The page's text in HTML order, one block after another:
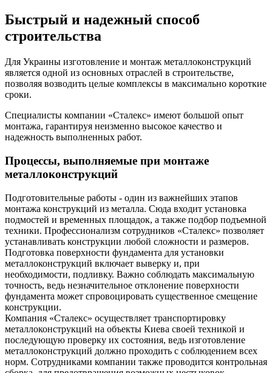
Быстрый и надежный способ
строительства
Для Украины изготовление и монтаж металлоконструкций
является одной из основных отраслей в строительстве,
позволяя возводить целые комплексы в максимально короткие
сроки.
Специалисты компании «Сталекс» имеют большой опыт
монтажа, гарантируя неизменно высокое качество и
надежность выполненных работ.
Процессы, выполняемые при монтаже
металлоконструкций
Подготовительные работы - один из важнейших этапов
монтажа конструкций из металла. Сюда входит установка
подмостей и временных площадок, а также подбор подъемной
техники. Профессионализм сотрудников «Сталекс» позволяет
устанавливать конструкции любой сложности и размеров.
Подготовка поверхности фундамента для установки
металлоконструкций включает выверку и, при
необходимости, подливку. Важно соблюдать максимальную
точность, ведь незначительное отклонение поверхности
фундамента может спровоцировать существенное смещение
конструкции.
Компания «Сталекс» осуществляет транспортировку
металлоконструкций на объекты Киева своей техникой и
последующую проверку их состояния, ведь изготовление
металлоконструкций должно проходить с соблюдением всех
норм. Сотрудниками компании также проводится контрольная